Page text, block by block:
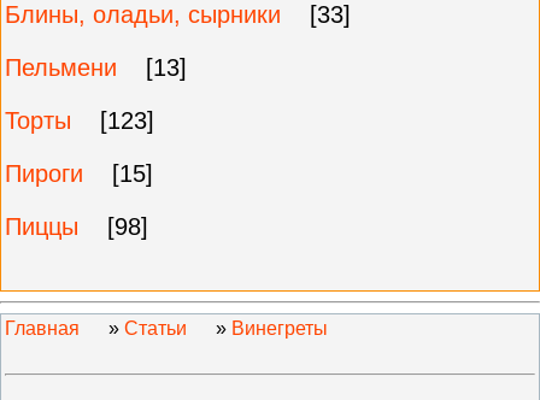
Блины, оладьи, сырники
[33]
Пельмени
[13]
Торты
[123]
Пироги
[15]
Пиццы
[98]
Главная » Статьи » Винегреты